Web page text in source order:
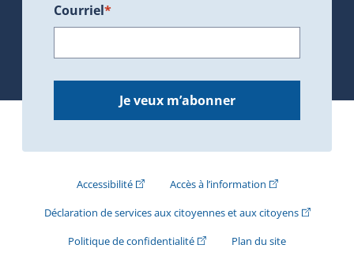
Courriel*
Je veux m’abonner
Accessibilité(Cet hyperlien externe s'ouvrira dans une
Accès à l’information(Cet hyperlien
Déclaration de services aux citoyennes et aux citoyens(Cet
Politique de confidentialité(Cet hyperlien externe s'ouvrira
Plan du site